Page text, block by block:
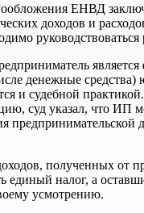
ЕНВД
доходов и
денежные средства)
и судебной
суд указал, что ИП
полученных от
единый налог, а
усмотрению.